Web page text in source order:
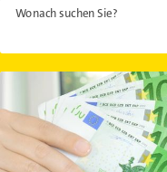
Wonach suchen Sie?